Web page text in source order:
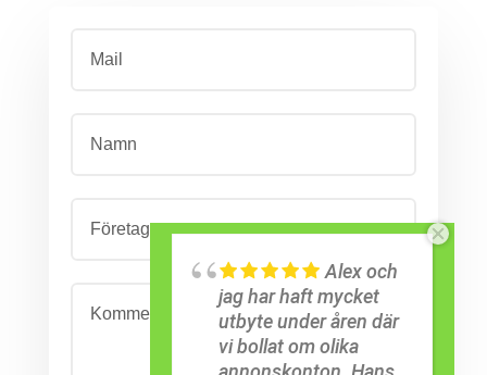
Alex och
jag har haft mycket
utbyte under åren där
vi bollat om olika